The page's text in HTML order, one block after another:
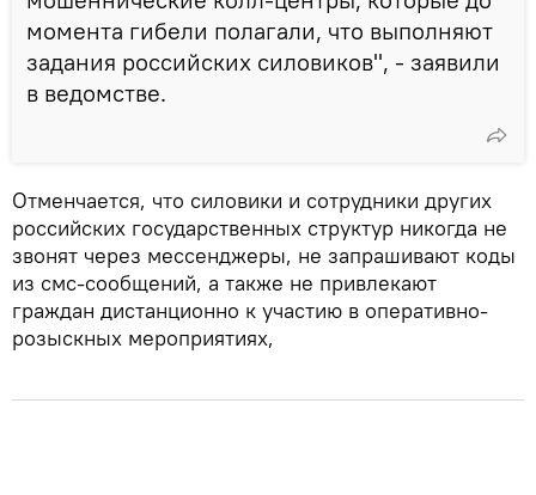
момента гибели полагали, что выполняют
задания российских силовиков", - заявили
в ведомстве.
Отменчается, что силовики и сотрудники других
российских государственных структур никогда не
звонят через мессенджеры, не запрашивают коды
из смс-сообщений, а также не привлекают
граждан дистанционно к участию в оперативно-
розыскных мероприятиях,